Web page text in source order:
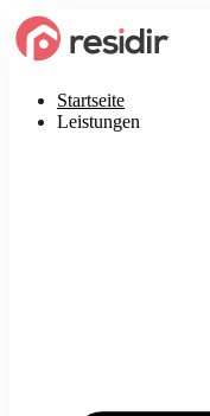
Startseite
Leistungen